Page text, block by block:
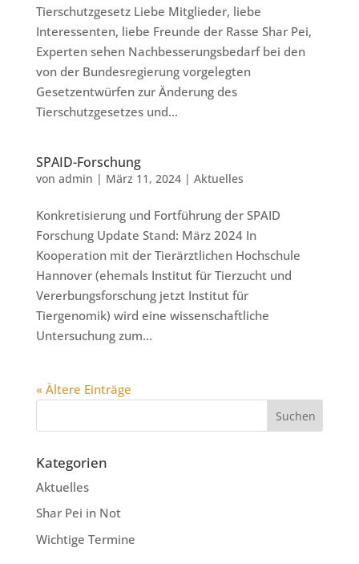
Tierschutzgesetz Liebe Mitglieder, liebe
Interessenten, liebe Freunde der Rasse Shar Pei,
Experten sehen Nachbesserungsbedarf bei den
von der Bundesregierung vorgelegten
Gesetzentwürfen zur Änderung des
Tierschutzgesetzes und...
SPAID-Forschung
von admin | März 11, 2024| Aktuelles
Konkretisierung und Fortführung der SPAID
Forschung Update Stand: März 2024 In
Kooperation mit der Tierärztlichen Hochschule
Hannover (ehemals Institut für Tierzucht und
Vererbungsforschung jetzt Institut für
Tiergenomik) wird eine wissenschaftliche
Untersuchung zum...
« Ältere Einträge
Kategorien
Aktuelles
Shar Pei in Not
Wichtige Termine